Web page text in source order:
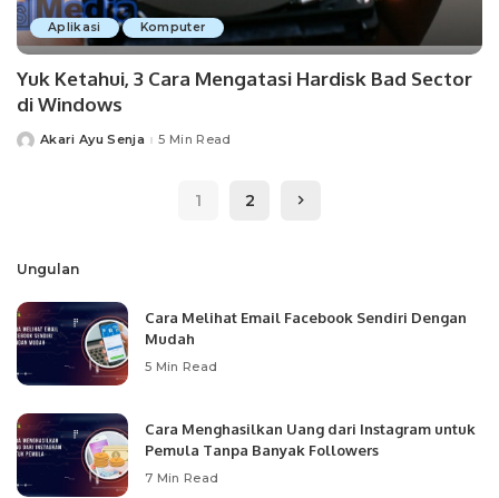
Aplikasi Komputer
Yuk Ketahui, 3 Cara Mengatasi Hardisk Bad Sector
di Windows
PostedAkari Ayu Senja 5 Min Read
1 2
Ungulan
Cara Melihat Email Facebook Sendiri Dengan
Mudah
5 Min Read
Cara Menghasilkan Uang dari Instagram untuk
Pemula Tanpa Banyak Followers
7 Min Read